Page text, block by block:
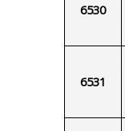
6530
6531